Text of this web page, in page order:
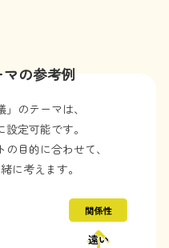
の参考例
」のテーマは、
定可能です。
目的に合わせて、
に考えます。